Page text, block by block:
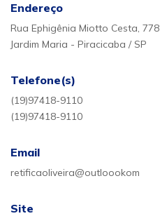
Endereço
Rua Ephigênia Miotto Cesta, 778
Jardim Maria - Piracicaba / SP
Telefone(s)
(19)97418-9110
(19)97418-9110
Email
retificaoliveira@outloookom
Site